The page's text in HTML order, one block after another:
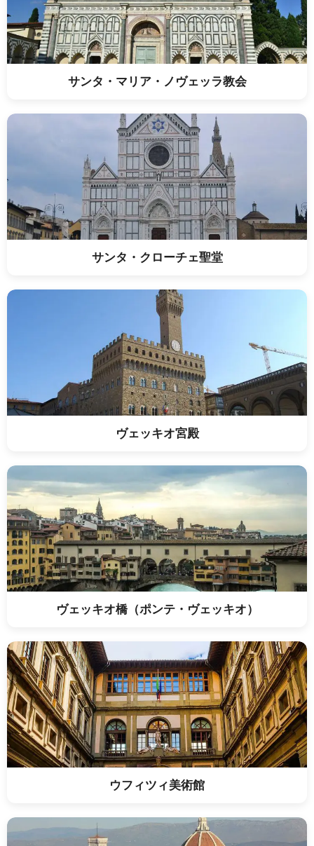
サンタ・マリア・ノヴェッラ教会
サンタ・クローチェ聖堂
ヴェッキオ宮殿
ヴェッキオ橋（ポンテ・ヴェッキオ）
ウフィツィ美術館